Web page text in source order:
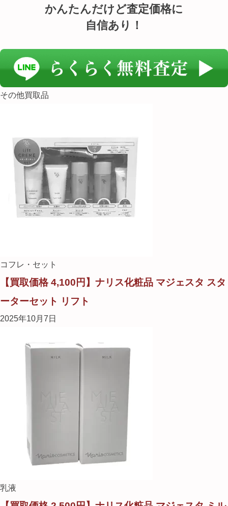
かんたんだけど査定価格に
自信あり！
その他買取品
コフレ・セット
【買取価格 4,100円】ナリス化粧品 マジェスタ スタ
ーターセット リフト
2025年10月7日
乳液